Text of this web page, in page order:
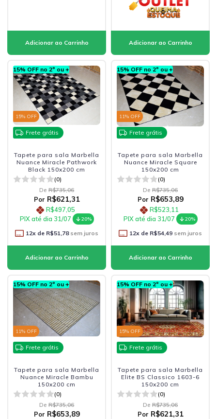
15% OFF no 2º ou +
15% OFF
Frete grátis
Tapete para sala Marbella
Nuance Miracle Pathwork
Black 150x200 cm
(0)
De R$735,06
Por R$621,31
R$497,05
PIX até dia 31/07
20%
12x de R$51,78sem juros
15% OFF no 2º ou +
11% OFF
Frete grátis
Tapete para sala Marbella
Nuance Miracle Square
150x200 cm
(0)
De R$735,06
Por R$653,89
R$523,11
PIX até dia 31/07
20%
12x de R$54,49 sem juros
15% OFF no 2º ou +
11% OFF
Frete grátis
Tapete para sala Marbella
Nuance Miracle Bambu
150x200 cm
(0)
De R$735,06
Por R$653,89
15% OFF no 2º ou +
15% OFF
Frete grátis
Tapete para sala Marbella
Elite BS Classico 1603-6
150x200 cm
(0)
De R$735,06
Por R$621,31